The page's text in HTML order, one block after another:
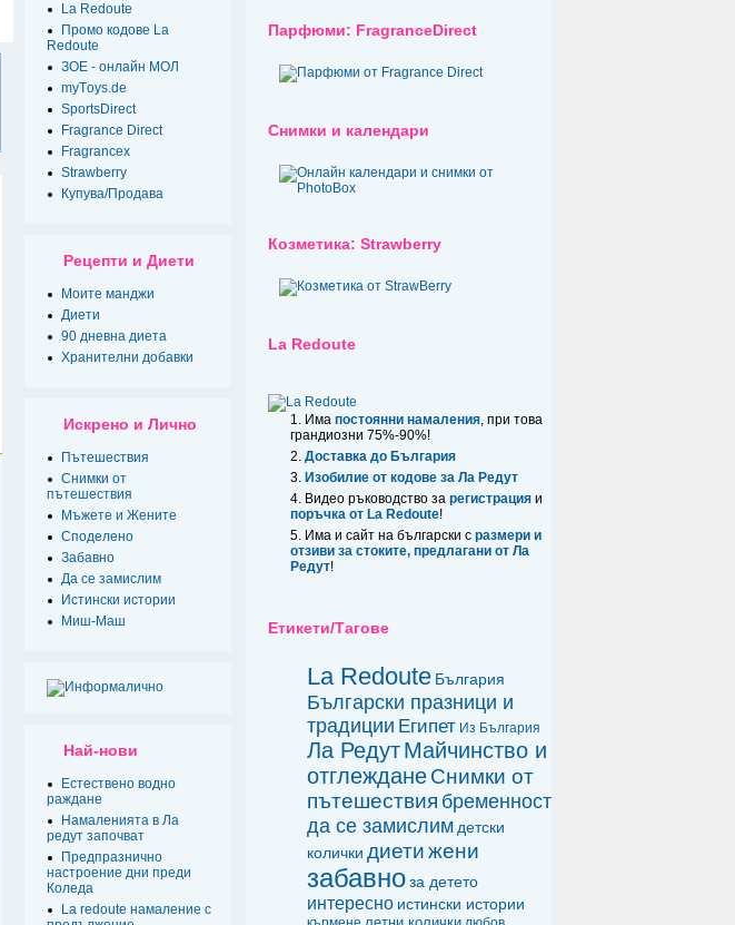
La Redoute
Промо кодове La
Redoute
ЗОЕ - онлайн МОЛ
myТoys.de
SportsDirect
Fragrance Direct
Fragrancex
Strawberry
Купува/Продава
Рецепти и Диети
Моите манджи
Диети
90 дневна диета
Хранителни добавки
Искрено и Лично
Пътешествия
Снимки от
пътешествия
Мъжете и Жените
Спoделено
Забавно
Да се замислим
Истински истории
Миш-Маш
Най-нови
Естествено водно
раждане
Намаленията в Ла
редут започват
Предпразнично
настроение дни преди
Коледа
La redoute намаление с
Парфюми: FragranceDirect
Снимки и календари
Козметика: Strawberry
La Redoute
Има постоянни намаления, при това
грандиозни 75%-90%!
Доставка до България
Изобилие от кодове за Ла Редут
Видео ръководство за регистрация и
поръчка от La Redoute!
Има и сайт на български с размери и
отзиви за стоките, предлагани от Ла
Редут!
Етикети/Тагове
La Redoute България
Български празници и
традиции Египет Из България
Ла РедутМайчинство и
отглежданеСнимки от
пътешествия бременност
да се замислим детски
колички диетижени
забавно за детето
интересно истински истории